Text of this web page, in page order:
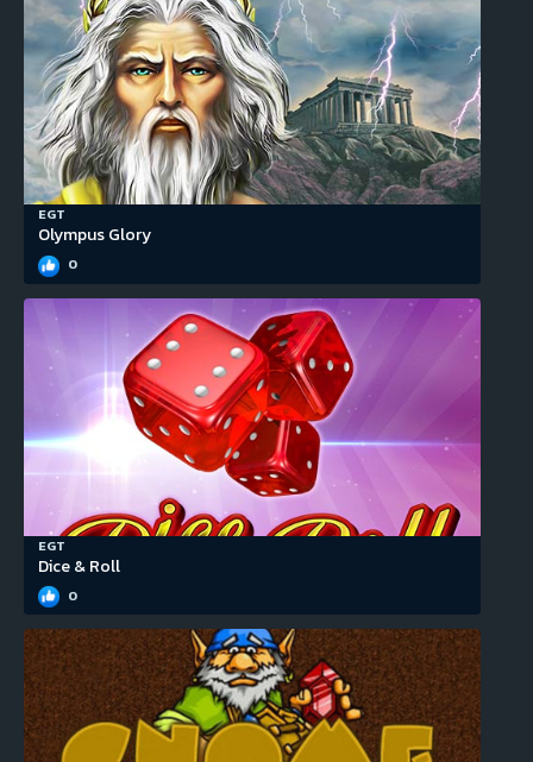
EGT
Olympus Glory
0
EGT
Dice & Roll
0